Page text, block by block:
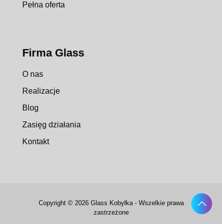
Pełna oferta
Firma Glass
O nas
Realizacje
Blog
Zasięg działania
Kontakt
Copyright © 2026 Glass Kobyłka - Wszelkie prawa
zastrzeżone